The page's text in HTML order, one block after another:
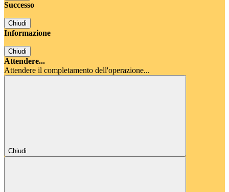
Successo
Chiudi
Informazione
Chiudi
Attendere...
Attendere il completamento dell'operazione...
Chiudi